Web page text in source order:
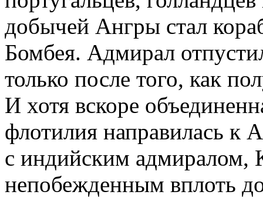
добычей Ангры стал
Бомбея. Адмирал
только после того, как
И хотя вскоре
флотилия направилась к
с индийским адмиралом,
непобежденным вплоть